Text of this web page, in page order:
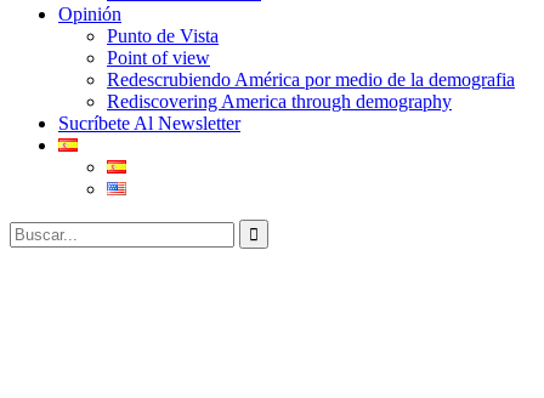
Opinión
Punto de Vista
Point of view
Redescrubiendo América por medio de la demografia
Rediscovering America through demography
Sucríbete Al Newsletter